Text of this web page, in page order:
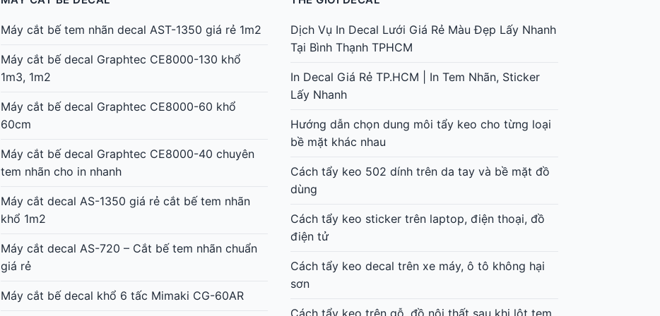
Máy cắt bế tem nhãn decal AST-1350 giá rẻ 1m2
Máy cắt bế decal Graphtec CE8000-130 khổ
1m3, 1m2
Máy cắt bế decal Graphtec CE8000-60 khổ
60cm
Máy cắt bế decal Graphtec CE8000-40 chuyên
tem nhãn cho in nhanh
Máy cắt decal AS-1350 giá rẻ cắt bế tem nhãn
khổ 1m2
Máy cắt decal AS-720 – Cắt bế tem nhãn chuẩn
giá rẻ
Máy cắt bế decal khổ 6 tấc Mimaki CG-60AR
Dịch Vụ In Decal Lưới Giá Rẻ Màu Đẹp Lấy Nhanh
Tại Bình Thạnh TPHCM
In Decal Giá Rẻ TP.HCM | In Tem Nhãn, Sticker
Lấy Nhanh
Hướng dẫn chọn dung môi tẩy keo cho từng loại
bề mặt khác nhau
Cách tẩy keo 502 dính trên da tay và bề mặt đồ
dùng
Cách tẩy keo sticker trên laptop, điện thoại, đồ
điện tử
Cách tẩy keo decal trên xe máy, ô tô không hại
sơn
Cách tẩy keo trên gỗ, đồ nội thất sau khi lột tem